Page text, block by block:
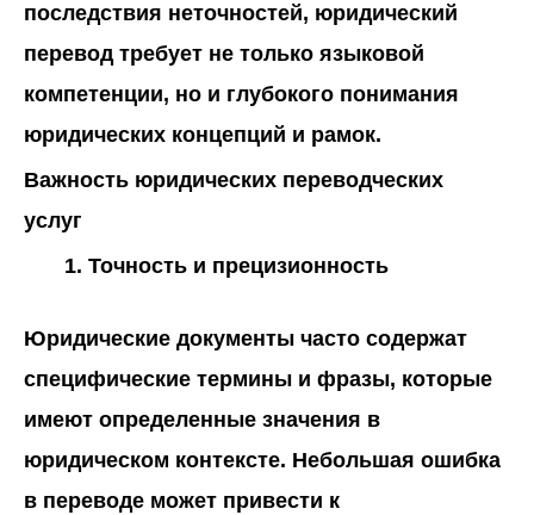
последствия неточностей, юридический
перевод требует не только языковой
компетенции, но и глубокого понимания
юридических концепций и рамок.
Важность юридических переводческих
услуг
Точность и прецизионность
Юридические документы часто содержат
специфические термины и фразы, которые
имеют определенные значения в
юридическом контексте. Небольшая ошибка
в переводе может привести к